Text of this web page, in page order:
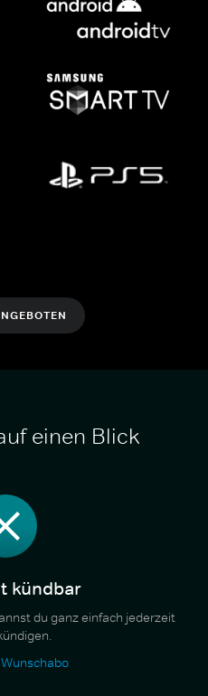
einen Blick
kündbar
du ganz einfach jederzeit